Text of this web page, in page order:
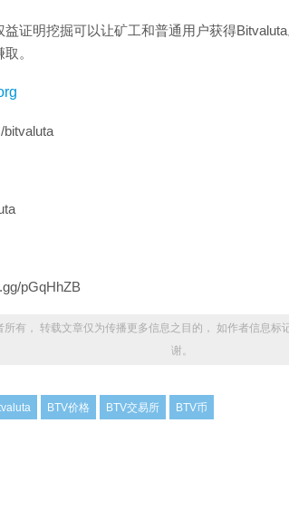
证明挖掘可以让矿工和普通用户获得
。
bitvaluta
pGqHhZB
有， 转载文章仅为传播更多信息之目的， 如作者信息标
谢。
BTV价格 BTV交易所 BTV币